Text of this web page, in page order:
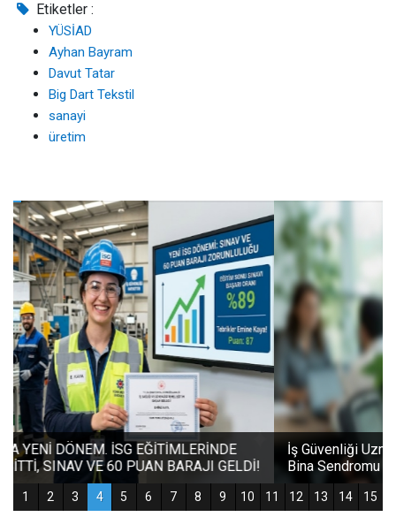
Etiketler :
YÜSİAD
Ayhan Bayram
Davut Tatar
Big Dart Tekstil
sanayi
üretim